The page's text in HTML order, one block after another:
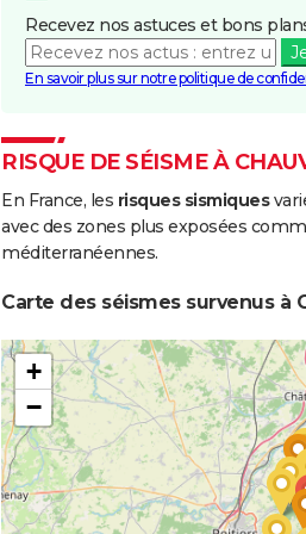
Boue
Inondations et/ou Coulées de
Inondations et/ou Coulées de
Recevez nos astuces et bons
En savoir plus sur notre politique de
RISQUE DE SÉISME À
En France, les risques sismiques
avec des zones plus exposées
méditerranéennes.
Carte des séismes survenus à
+
−